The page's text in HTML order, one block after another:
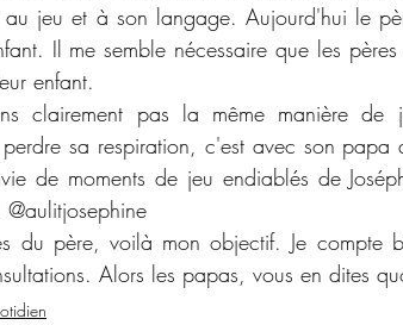
au jeu et à son langage. Aujourd'hui le
Il me semble nécessaire que les
enfant.
clairement pas la même manière de
sa respiration, c'est avec son papa
de moments de jeu endiablés de
du père, voilà mon objectif. Je compte
Alors les papas, vous en dites